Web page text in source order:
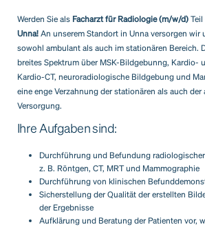
Werden Sie als Facharzt für Radiologie (m/w/d)
Unna! An unserem Standort in Unna versorgen wir
sowohl ambulant als auch im stationären Bereich.
breites Spektrum über MSK-Bildgebunng, Kardio-
Kardio-CT, neuroradiologische Bildgebung und
eine enge Verzahnung der stationären als auch der
Versorgung.
Ihre Aufgaben sind:
Durchführung und Befundung
z. B. Röntgen, CT, MRT und Mammographie
Durchführung von klinischen
Sicherstellung der Qualität der erstellten
der Ergebnisse
Aufklärung und Beratung der Patienten vor,